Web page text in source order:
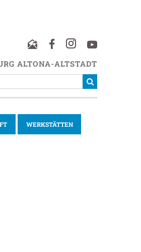
ALTONA-ALTSTADT
WERKSTÄTTEN